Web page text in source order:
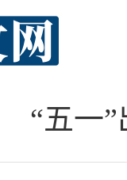
“五一